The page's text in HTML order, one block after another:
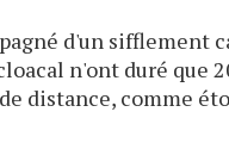
d'un sifflement
n'ont duré que
distance, comme